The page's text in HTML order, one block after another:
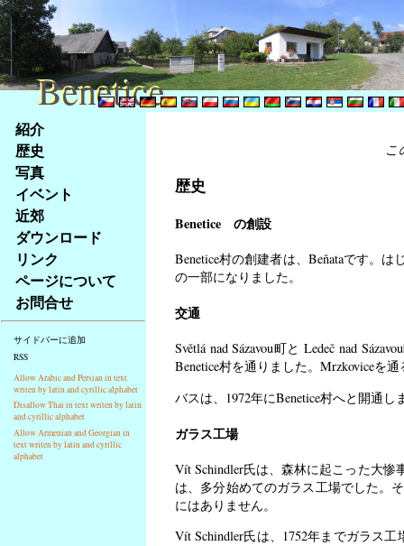
Na
obsah
stránky
Klávesové
zkratky
tomto
webu
základní
Hlavní
strana
紹介
歴史
写真
イベント
近郊
ダウンロード
リンク
ページについて
お問合せ
サイドバーに追加
RSS
Allow Arabic and Persian in text
writen by latin and cyrillic alphabet
Disallow Thai in text writen by latin
and cyrillic alphabet
Allow Armenian and Georgian in
text writen by latin and cyrillic
alphabet
こ
歴史
Benetice の創設
Benetice村の創建者は、Beňataです。は
の一部になりました。
交通
Světlá nad Sázavou町と Ledeč nad
Benetice村を通りました。Mrzkoviceを
バスは、1972年にBenetice村へと開通し
ガラス工場
Vít Schindler氏は、森林に起こった大惨
は、多分始めてのガラス工場でした。
にはありません。
Vít Schindler氏は、1752年までガラス
Benetice
Benetice